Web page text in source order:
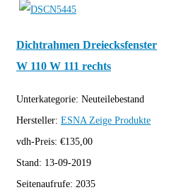
Dichtrahmen Dreiecksfenster
W 110 W 111 rechts
Unterkategorie: Neuteilebestand
Hersteller: ESNA Zeige Produkte
vdh-Preis: €135,00
Stand: 13-09-2019
Seitenaufrufe: 2035